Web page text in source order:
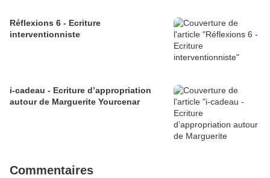
Réflexions 6 - Ecriture
interventionniste
i-cadeau - Ecriture d’appropriation
autour de Marguerite Yourcenar
Commentaires